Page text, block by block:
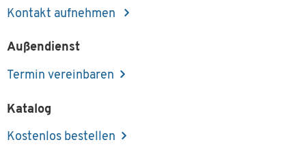
Kontakt aufnehmen
Außendienst
Termin vereinbaren
Katalog
Kostenlos bestellen